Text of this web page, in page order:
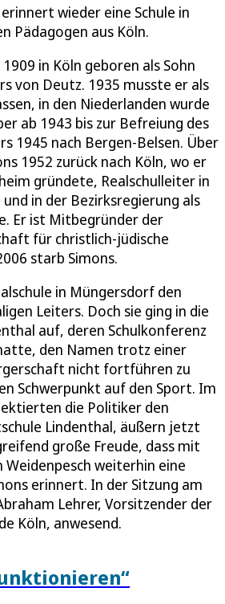
wieder eine Schule in
Pädagogen aus Köln.
in Köln geboren als Sohn
von Deutz. 1935 musste er als
in den Niederlanden wurde
ab 1943 bis zur Befreiung des
1945 nach Bergen-Belsen. Über
1952 zurück nach Köln, wo er
gründete, Realschulleiter in
in der Bezirksregierung als
Er ist Mitbegründer der
für christlich-jüdische
starb Simons.
in Müngersdorf den
Leiters. Doch sie ging in die
auf, deren Schulkonferenz
den Namen trotz einer
nicht fortführen zu
Schwerpunkt auf den Sport. Im
die Politiker den
Lindenthal, äußern jetzt
große Freude, dass mit
Weidenpesch weiterhin eine
erinnert. In der Sitzung am
Lehrer, Vorsitzender der
Köln, anwesend.